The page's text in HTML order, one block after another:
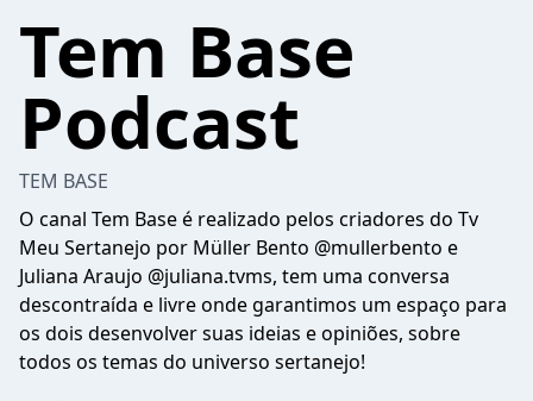
Tem Base
Podcast
TEM BASE
O canal Tem Base é realizado pelos criadores do Tv
Meu Sertanejo por Müller Bento @mullerbento e
Juliana Araujo @juliana.tvms, tem uma conversa
descontraída e livre onde garantimos um espaço para
os dois desenvolver suas ideias e opiniões, sobre
todos os temas do universo sertanejo!